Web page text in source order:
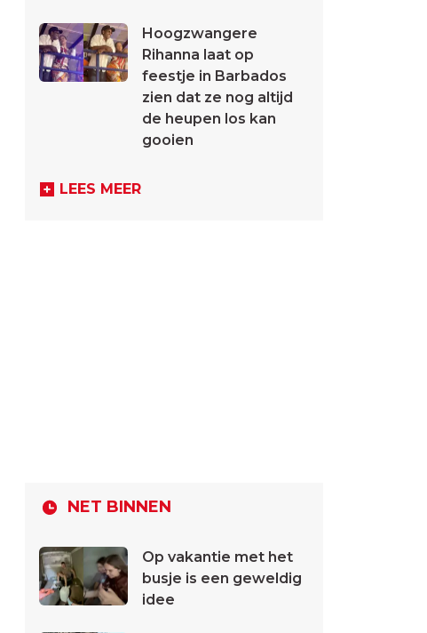
Hoogzwangere
Rihanna laat op
feestje in Barbados
zien dat ze nog altijd
de heupen los kan
gooien
LEES MEER
NET BINNEN
Op vakantie met het
busje is een geweldig
idee